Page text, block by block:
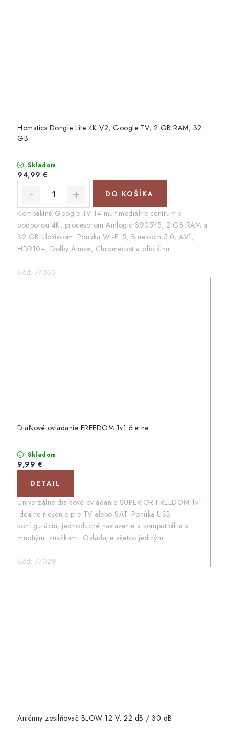
Homatics Dongle Lite 4K V2, Google TV, 2 GB RAM, 32
GB
Skladom
94,99 €
DO KOŠÍKA
Kompaktné Google TV 14 multimediálne centrum s
podporou 4K, procesorom Amlogic S905Y5, 2 GB RAM a
32 GB úložiskom. Ponúka Wi-Fi 5, Bluetooth 5.0, AV1,
HDR10+, Dolby Atmos, Chromecast a oficiálnu...
Kód: 77033
Diaľkové ovládanie FREEDOM 1v1 čierne
Skladom
9,99 €
DETAIL
Univerzálne diaľkové ovládanie SUPERIOR FREEDOM 1v1 -
ideálne riešenie pre TV alebo SAT. Ponúka USB
konfiguráciu, jednoduché nastavenie a kompatibilitu s
mnohými značkami. Ovládajte všetko jediným...
Kód: 77029
Anténny zosilňovač BLOW 12 V, 22 dB / 30 dB